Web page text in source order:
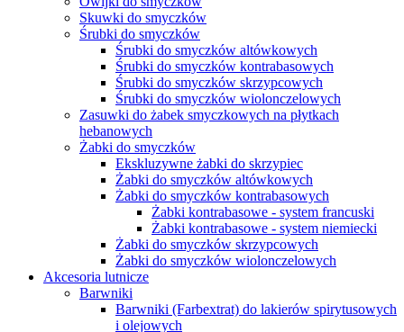
Skuwki do smyczków
Śrubki do smyczków
Śrubki do smyczków altówkowych
Śrubki do smyczków kontrabasowych
Śrubki do smyczków skrzypcowych
Śrubki do smyczków wiolonczelowych
Zasuwki do żabek smyczkowych na płytkach
hebanowych
Żabki do smyczków
Ekskluzywne żabki do skrzypiec
Żabki do smyczków altówkowych
Żabki do smyczków kontrabasowych
Żabki kontrabasowe - system francuski
Żabki kontrabasowe - system niemiecki
Żabki do smyczków skrzypcowych
Żabki do smyczków wiolonczelowych
Akcesoria lutnicze
Barwniki
Barwniki (Farbextrat) do lakierów spirytusowych
i olejowych